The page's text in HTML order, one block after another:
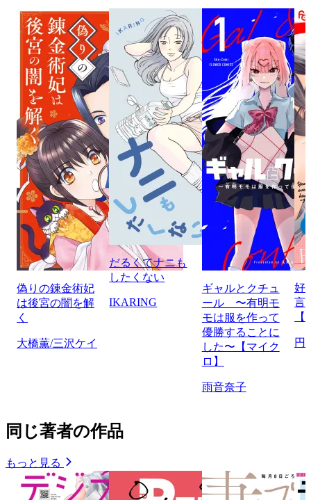
偽りの錬金術妃
は後宮の闇を解
く
大橋薫/三沢ケイ
だるくてナニも
したくない
IKARING
ギャルとクチュ
ール 〜有明モ
モは服を作って
優勝することに
した〜【マイク
ロ】
雨音奈子
好
言
円
同じ著者の作品
もっと見る